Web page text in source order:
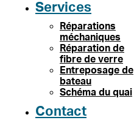
Services
Réparations
méchaniques
Réparation de
fibre de verre
Entreposage de
bateau
Schéma du quai
Contact